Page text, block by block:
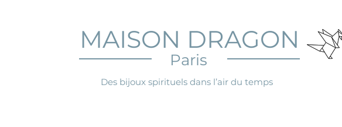
Paris
MAISON DRAGON
Des bijoux spirituels dans l’air du temps